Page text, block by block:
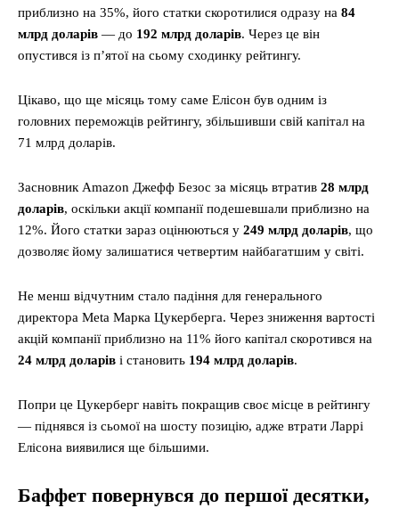
приблизно на 35%, його статки скоротилися одразу на 84
млрд доларів — до 192 млрд доларів. Через це він
опустився із п’ятої на сьому сходинку рейтингу.
Цікаво, що ще місяць тому саме Елісон був одним із
головних переможців рейтингу, збільшивши свій капітал на
71 млрд доларів.
Засновник Amazon Джефф Безос за місяць втратив 28 млрд
доларів, оскільки акції компанії подешевшали приблизно на
12%. Його статки зараз оцінюються у 249 млрд доларів, що
дозволяє йому залишатися четвертим найбагатшим у світі.
Не менш відчутним стало падіння для генерального
директора Meta Марка Цукерберга. Через зниження вартості
акцій компанії приблизно на 11% його капітал скоротився на
24 млрд доларів і становить 194 млрд доларів.
Попри це Цукерберг навіть покращив своє місце в рейтингу
— піднявся із сьомої на шосту позицію, адже втрати Ларрі
Елісона виявилися ще більшими.
Баффет повернувся до першої десятки,